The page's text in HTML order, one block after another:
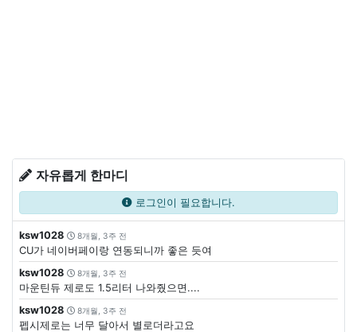
자유롭게 한마디
로그인이 필요합니다.
ksw1028 8개월, 3주 전
CU가 네이버페이랑 연동되니까 좋은 듯여
ksw1028
8개월, 3주 전
마운틴듀 제로도 1.5리터 나와줬으면....
ksw1028
8개월, 3주 전
펩시제로는 너무 달아서 별로더라고요